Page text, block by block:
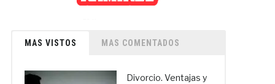
MAS VISTOS MAS COMENTADOS
Divorcio. Ventajas y